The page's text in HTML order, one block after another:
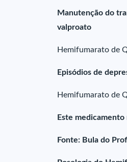
Manutenção do
valproato
Hemifumarato de
Episódios de
Hemifumarato de
Este
Fonte: Bula do